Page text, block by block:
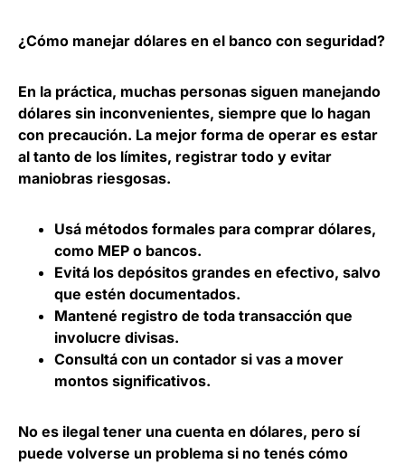
¿Cómo manejar dólares en el banco con seguridad?
En la práctica, muchas personas siguen manejando
dólares sin inconvenientes, siempre que lo hagan
con precaución. La mejor forma de operar es estar
al tanto de los límites, registrar todo y evitar
maniobras riesgosas.
Usá métodos formales para comprar dólares,
como MEP o bancos.
Evitá los depósitos grandes en efectivo, salvo
que estén documentados.
Mantené registro de toda transacción que
involucre divisas.
Consultá con un contador si vas a mover
montos significativos.
No es ilegal tener una cuenta en dólares, pero sí
puede volverse un problema si no tenés cómo